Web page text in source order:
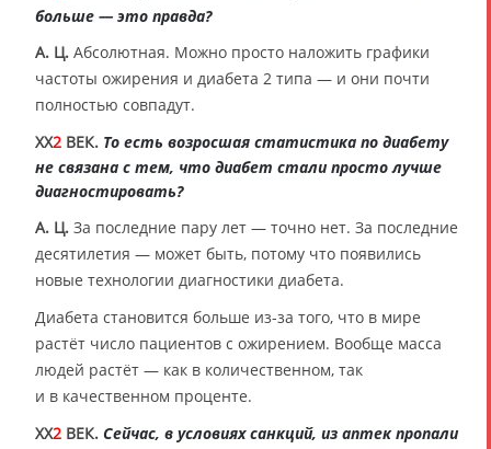
больше — это правда?
А. Ц. Абсолютная. Можно просто наложить графики
частоты ожирения и диабета 2 типа — и они почти
полностью совпадут.
XX2 ВЕК. То есть возросшая статистика по диабету
не связана с тем, что диабет стали просто лучше
диагностировать?
А. Ц. За последние пару лет — точно нет. За последние
десятилетия — может быть, потому что появились
новые технологии диагностики диабета.
Диабета становится больше из-за того, что в мире
растёт число пациентов с ожирением. Вообще масса
людей растёт — как в количественном, так
и в качественном проценте.
XX2 ВЕК. Сейчас, в условиях санкций, из аптек пропали